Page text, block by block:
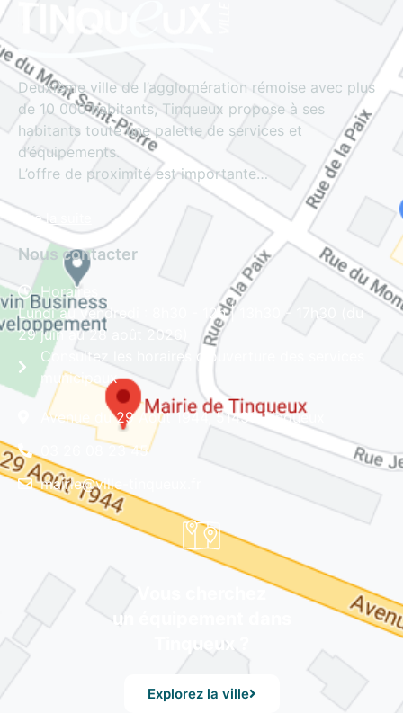
Deuxième ville de l’agglomération rémoise avec plus
de 10 000 habitants, Tinqueux propose à ses
habitants toute une palette de services et
d’équipements.
L’offre de proximité est importante…
Lire la suite
Nous contacter
Horaires
Lundi au vendredi : 8h30 - 12h | 13h30 - 17h30 (du
29 juin au 28 août 2026)
Consultez les horaires d'ouverture des services
municipaux
Avenue du 29 Août 1944, 51430 Tinqueux
03 26 08 23 45
mairie@ville-tinqueux.fr
Vous cherchez
un équipement dans
Tinqueux ?
Explorez la ville